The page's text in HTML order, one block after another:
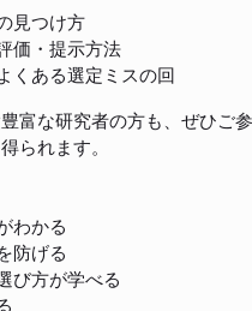
見つけ方
価・提示方法
くある選定ミスの回
富な研究者の方も、ぜひご
られます。
わかる
防げる
び方が学べる